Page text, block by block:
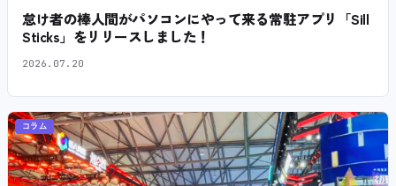
怠け者の棒人間がパソコンにやって来る常駐アプリ「Sill
Sticks」をリリースしました！
2026.07.20
コラム